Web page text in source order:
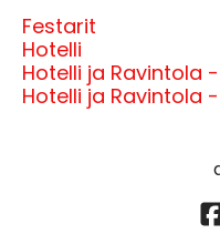
Festarit
Hotelli
Hotelli ja Ravintola
Hotelli ja Ravintola